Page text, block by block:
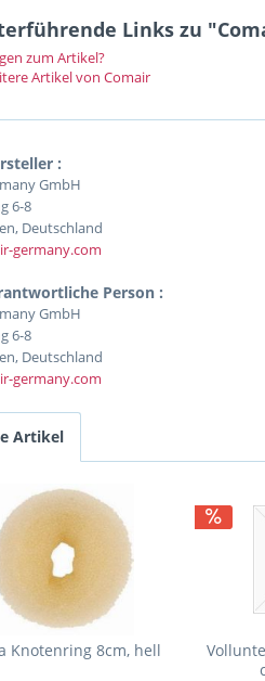
Links zu
zum Artikel?
Artikel von Comair
:
GmbH
6-8
Deutschland
germany.com
Person :
GmbH
6-8
Deutschland
germany.com
Artikel
Knotenring 8cm, hell